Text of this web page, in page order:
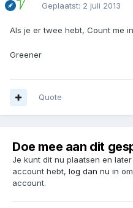
Geplaatst: 2 juli 2013
Als je er twee hebt, Count me
Greener
Quote
Doe mee aan dit
Je kunt dit nu plaatsen en
account hebt, log dan nu in
account.